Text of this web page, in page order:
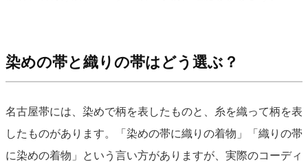
染めの帯と織りの帯はどう選ぶ？
名古屋帯には、染めで柄を表したものと、糸を織って柄を表
したものがあります。「染めの帯に織りの着物」「織りの帯
に染めの着物」という言い方がありますが、実際のコーディ